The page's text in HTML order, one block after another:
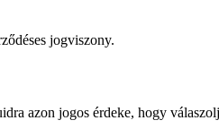
jogviszony.
azon jogos érdeke, hogy